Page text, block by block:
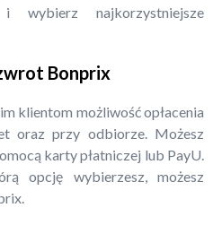
najkorzystniejsze
Bonprix
klientom możliwość opłacenia
oraz przy odbiorze. Możesz
karty płatniczej lub PayU.
opcję wybierzesz, możesz